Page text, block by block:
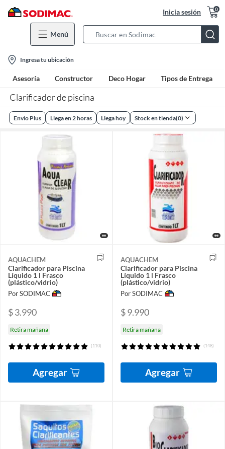
Inicia sesión 0
Menú
Bar
location-
icon
Ingresa tu ubicación
Asesoría Constructor Deco Hogar Tipos de Entrega
Clarificador de piscina
Envio Plus Llega en 2 horas Llega hoy Stock en tienda(0)
AQUACHEM
Clarificador para Piscina
Líquido 1 l Frasco
(plástico/vidrio)
Por SODIMAC
$ 3.990
Retira mañana
(110)
Agregar
AQUACHEM
Clarificador para Piscina
Líquido 1 l Frasco
(plástico/vidrio)
Por SODIMAC
$ 9.990
Retira mañana
(148)
Agregar